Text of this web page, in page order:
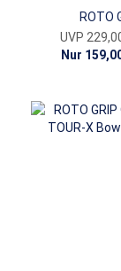
ROTO
UVP
Nur